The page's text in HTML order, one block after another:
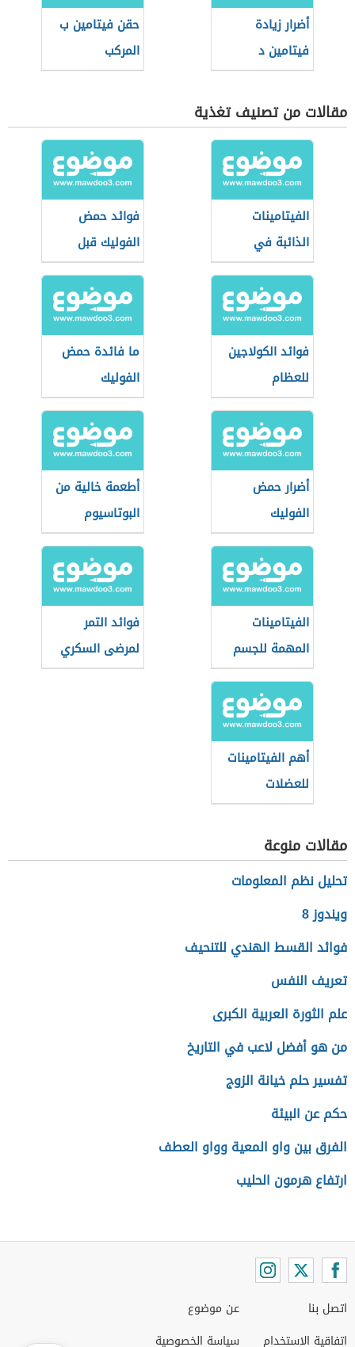
أضرار زيادة
فيتامين د
حقن فيتامين ب
المركب
مقالات من تصنيف تغذية
الفيتامينات
الذائبة في
الدهون
فوائد حمض
الفوليك قبل
الحمل
فوائد الكولاجين
للعظام
ما فائدة حمض
الفوليك
أضرار حمض
الفوليك
أطعمة خالية من
البوتاسيوم
الفيتامينات
المهمة للجسم
فوائد التمر
لمرضى السكري
أهم الفيتامينات
للعضلات
مقالات منوعة
تحليل نظم المعلومات
ويندوز 8
فوائد القسط الهندي للتنحيف
تعريف النفس
علم الثورة العربية الكبرى
من هو أفضل لاعب في التاريخ
تفسير حلم خيانة الزوج
حكم عن البيئة
الفرق بين واو المعية وواو العطف
ارتفاع هرمون الحليب
اتصل بنا
اتفاقية الاستخدام
عن موضوع
سياسة الخصوصية